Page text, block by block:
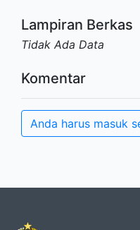
Lampiran Berkas
Tidak Ada Data
Komentar
Anda harus masuk